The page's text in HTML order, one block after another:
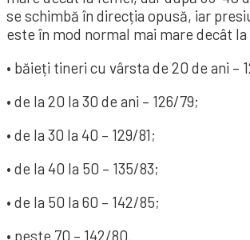
se schimbă în direcția opusă, iar
este în mod normal mai mare decât
• băieți tineri cu vârsta de 20 de ani –
• de la 20 la 30 de ani – 126/79;
• de la 30 la 40 – 129/81;
• de la 40 la 50 – 135/83;
• de la 50 la 60 – 142/85;
• peste 70 – 142/80.